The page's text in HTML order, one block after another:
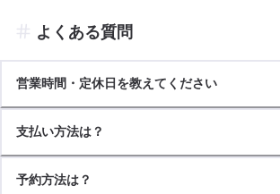
よくある質問
営業時間・定休日を教えてください
支払い方法は？
予約方法は？